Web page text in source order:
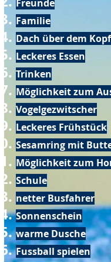
Freunde
Familie
Dach über dem Kopf
Leckeres Essen
Trinken
Möglichkeit zum
Vogelgezwitscher
Leckeres Frühstück
Sesamring mit
Möglichkeit zum
Schule
netter Busfahrer
Sonnenschein
warme Dusche
Fussball spielen